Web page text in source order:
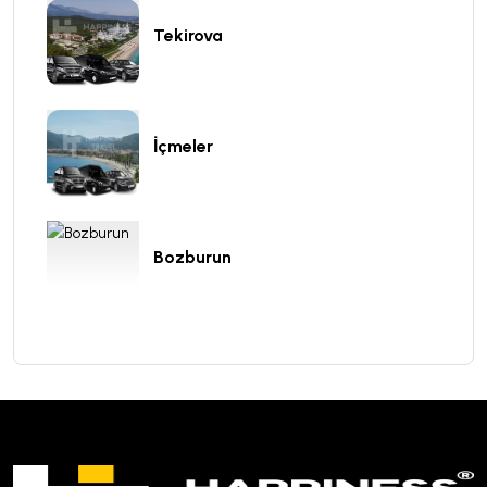
Tekirova
İçmeler
Bozburun